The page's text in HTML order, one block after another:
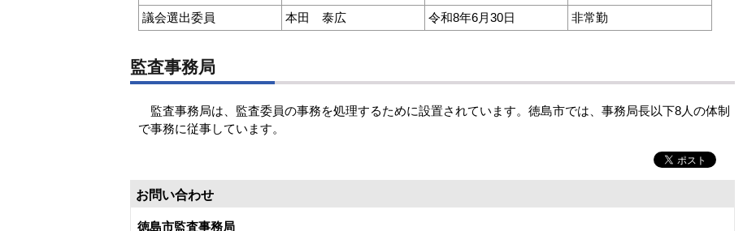
議会選出委員
本田 泰広 令和8年6月30日 非常勤
監査事務局
監査事務局は、監査委員の事務を処理するために設置されています。徳島市では、事務局長以下8人の体制
で事務に従事しています。
お問い合わせ
徳島市監査事務局